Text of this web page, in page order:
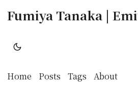
Fumiya Tanaka |
Home Posts Tags About